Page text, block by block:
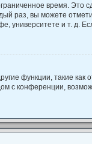
время. Это
раз, вы можете
университете и т. д.
функции, такие как
с конференции,